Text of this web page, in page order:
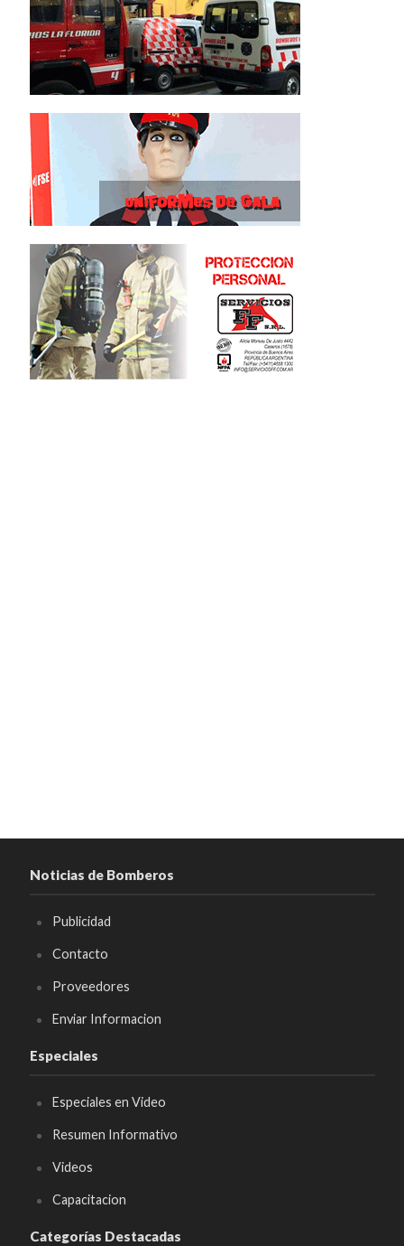
Noticias de Bomberos
Publicidad
Contacto
Proveedores
Enviar Informacion
Especiales
Especiales en Video
Resumen Informativo
Videos
Capacitacion
Categorías Destacadas